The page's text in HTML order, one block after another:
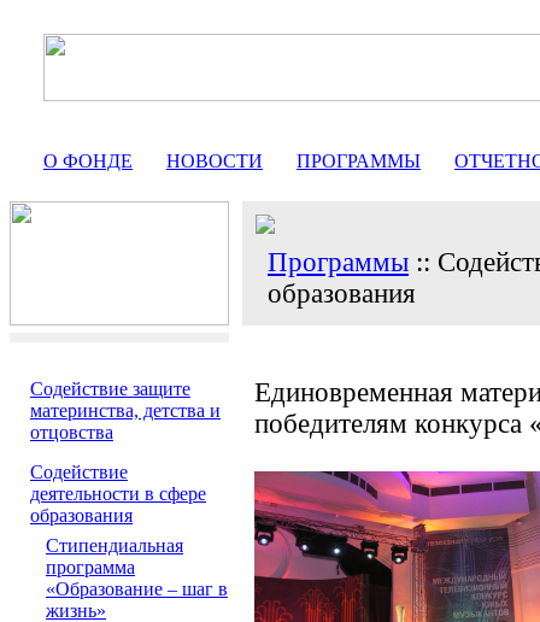
О ФОНДЕ НОВОСТИ ПРОГРАММЫ
Программы ::
образования
Содействие защите
материнства, детства и
отцовства
Содействие
деятельности в сфере
образования
Стипендиальная
программа
«Образование – шаг в
жизнь»
Единовременная
победителям